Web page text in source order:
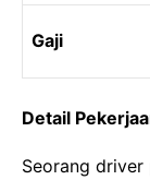
Gaji
Detail
Seorang